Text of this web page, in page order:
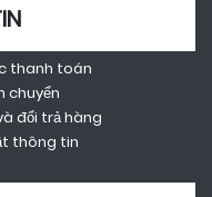
thanh toán
chuyển
đổi trả hàng
thông tin